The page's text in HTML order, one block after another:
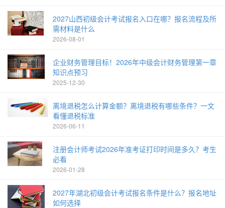
2027山西初级会计考试报名入口在哪？报名流程及所
需材料是什么
2026-08-01
企业财务管理目标！2026年中级会计财务管理第一章
知识点预习
2025-12-30
离境退税怎么计算金额？离境退税有哪些条件？一文
看懂退税标准
2026-06-11
注册会计师考试2026年准考证打印时间是多久？考生
必看
2026-01-28
2027年湖北初级会计考试报名条件是什么？报名地址
如何选择